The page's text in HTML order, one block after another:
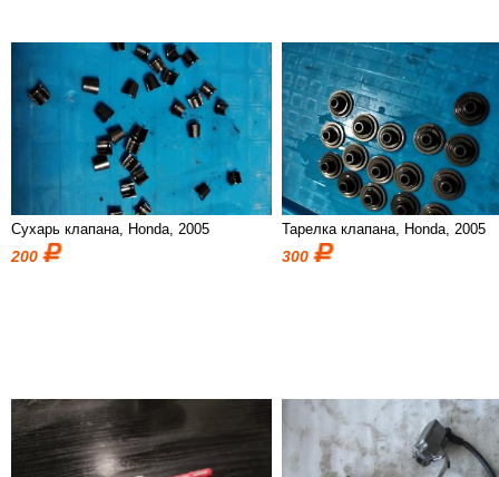
Сухарь клапана, Honda, 2005
200
Тарелка клапана, Honda, 2005
300